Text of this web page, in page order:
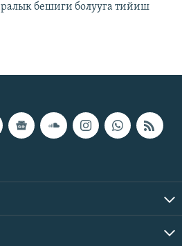
бешиги болууга тийиш